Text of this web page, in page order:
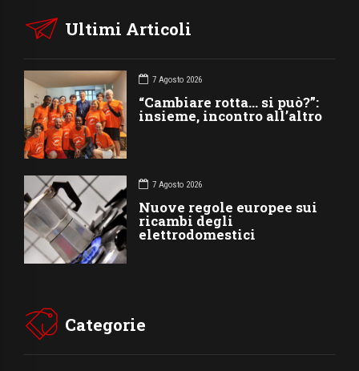
Ultimi Articoli
7 Agosto 2026
“Cambiare rotta… si può?”:
insieme, incontro all’altro
7 Agosto 2026
Nuove regole europee sui
ricambi degli
elettrodomestici
Categorie